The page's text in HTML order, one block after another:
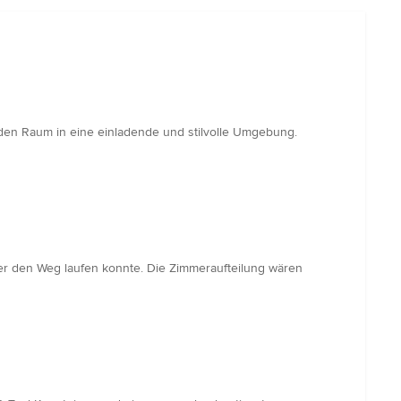
Raum in eine einladende und stilvolle Umgebung.
den Weg laufen konnte. Die Zimmeraufteilung wären